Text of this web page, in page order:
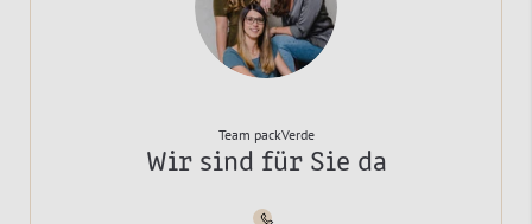
Team packVerde
Wir sind für Sie da